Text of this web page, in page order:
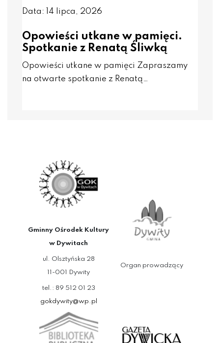
Data: 14 lipca, 2026
Opowieści utkane w pamięci.
Spotkanie z Renatą Śliwką
Opowieści utkane w pamięci Zapraszamy
na otwarte spotkanie z Renatą…
Gminny Ośrodek Kultury
w Dywitach
ul. Olsztyńska 28
11-001 Dywity
tel.: 89 512 01 23
gokdywity@wp.pl
Organ prowadzący